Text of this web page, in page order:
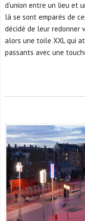
d’union entre un lieu et
là se sont emparés de
décidé de leur redonner
alors une toile XXL qui
passants avec une